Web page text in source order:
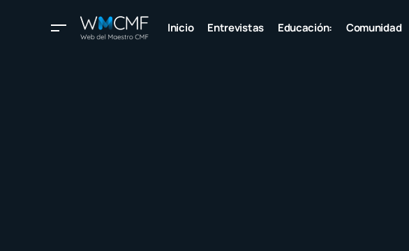
Inicio Entrevistas Educación: Comunidad